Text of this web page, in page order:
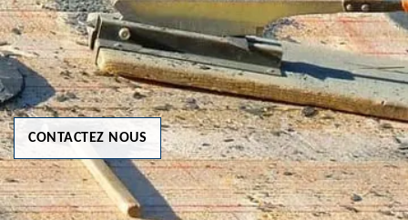
CONTACTEZ NOUS